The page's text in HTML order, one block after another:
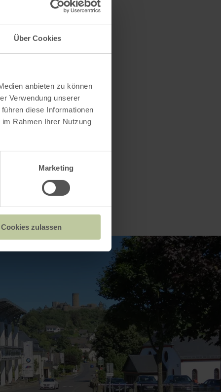
Über Cookies
anbieten zu können
Verwendung unserer
diese Informationen
Rahmen Ihrer Nutzung
Marketing
Cookies zulassen